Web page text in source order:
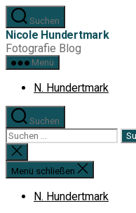
Zum
Inhalt
springen
Suchen
Nicole Hundertmark
Fotografie Blog
Menü
N. Hundertmark
Suchen
Suchen
nach:
Suche
schließen
Menü schließen
N. Hundertmark